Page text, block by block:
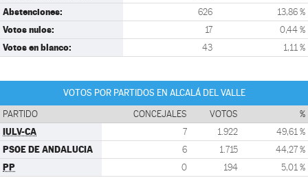
Abstenciones: 626 13,86 %
Votos nulos: 17 0,44 %
Votos en blanco: 43 1,11 %
VOTOS POR PARTIDOS EN ALCALÁ DEL VALLE
PARTIDO CONCEJALES VOTOS %
IULV-CA 7 1.922 49,61 %
PSOE DE ANDALUCIA 6 1.715 44,27 %
PP 0 194 5,01 %